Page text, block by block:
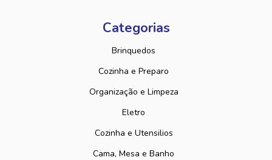
Categorias
Brinquedos
Cozinha e Preparo
Organização e Limpeza
Eletro
Cozinha e Utensilios
Cama, Mesa e Banho